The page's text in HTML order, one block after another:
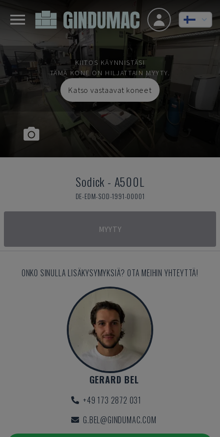
KIITOS KÄYNNISTÄSI
TÄMÄ KONE ON HILJATTAIN MYYTY.
Katso vastaavat koneet
Sodick - A500L
DE-EDM-SOD-1991-00001
MYYTY
ONKO SINULLA LISÄKYSYMYKSIÄ? OTA MEIHIN YHTEYTTÄ!
GERARD BEL
+49 173 2872 031
G.BEL@GINDUMAC.COM